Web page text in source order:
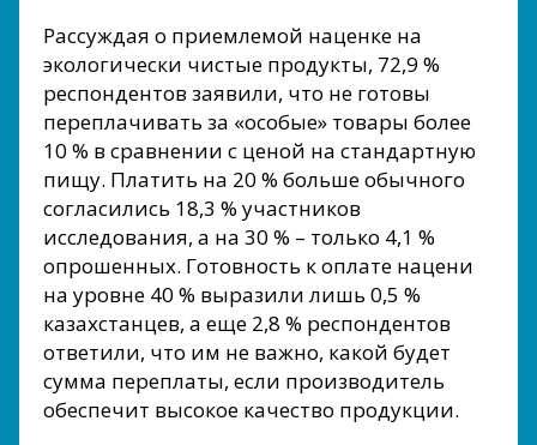
Рассуждая о приемлемой наценке на
экологически чистые продукты, 72,9 %
респондентов заявили, что не готовы
переплачивать за «особые» товары более
10 % в сравнении с ценой на стандартную
пищу. Платить на 20 % больше обычного
согласились 18,3 % участников
исследования, а на 30 % – только 4,1 %
опрошенных. Готовность к оплате нацени
на уровне 40 % выразили лишь 0,5 %
казахстанцев, а еще 2,8 % респондентов
ответили, что им не важно, какой будет
сумма переплаты, если производитель
обеспечит высокое качество продукции.